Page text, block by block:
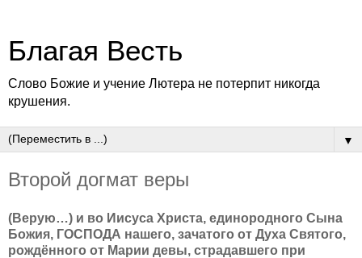
Благая Весть
Слово Божие и учение Лютера не потерпит никогда
крушения.
▼
Второй догмат веры
(Верую…) и во Иисуса Христа, единородного Сына
Божия, ГОСПОДА нашего, зачатого от Духа Святого,
рождённого от Марии девы, страдавшего при